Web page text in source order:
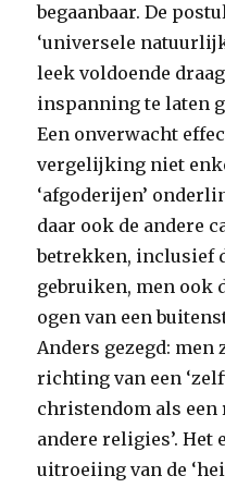
begaanbaar. De
‘universele
leek voldoende
inspanning te laten
Een onverwacht
vergelijking niet
‘afgoderijen’
daar ook de andere
betrekken, inclusief
gebruiken, men ook
ogen van een
Anders gezegd: men
richting van een
christendom als
andere religies’. Het
uitroeiing van de